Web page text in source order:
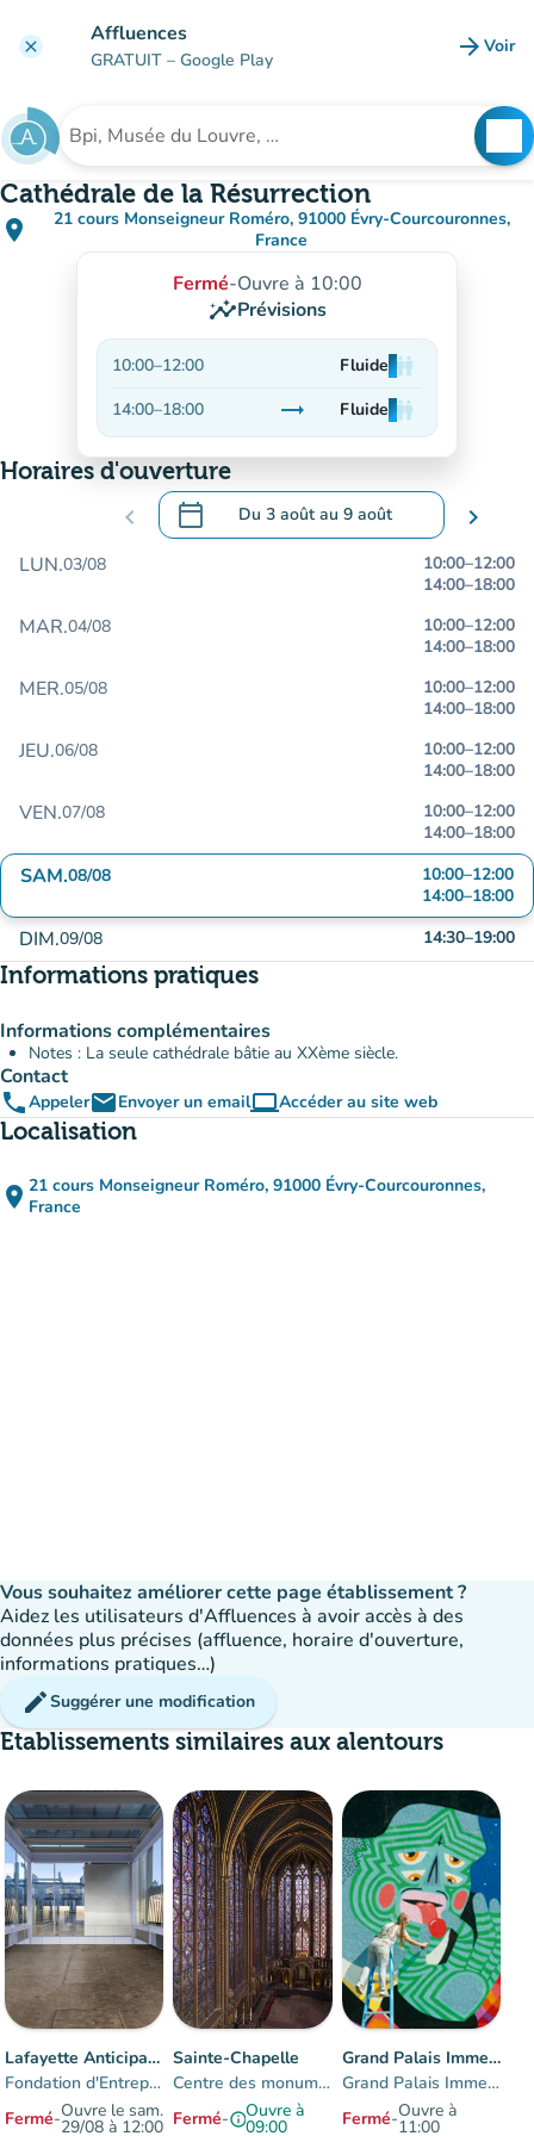
clear Affluences
GRATUIT – Google Play arrow_forward Voir
Rechercher un établissement
Cathédrale de la Résurrection
place
21 cours Monseigneur Roméro, 91000 Évry-Courcouronnes,
France
(ouvrir dans Google Maps)
(nouvel onglet)
Fermé-Ouvre à 10:00
insightsPrévisions
10:00–12:00 Fluideman
man
man
14:00–18:00 trending_flat
Stable
Fluideman
man
man
Horaires d'ouverture
chevron_left calendar_today Du 3 aoûtau 9 août
.Ouvrir le calendrier pour changer de
chevron_right
LUN.03/08 10:00–12:00
14:00–18:00
MAR.04/08 10:00–12:00
14:00–18:00
MER.05/08 10:00–12:00
14:00–18:00
JEU.06/08 10:00–12:00
14:00–18:00
VEN.07/08 10:00–12:00
14:00–18:00
SAM.08/08 10:00–12:00
14:00–18:00
DIM.09/08 14:30–19:00
Informations pratiques
Informations complémentaires
Notes : La seule cathédrale bâtie au XXème siècle.
Contact
phoneAppeleremailEnvoyer un emailcomputerAccéder au site web
(nouvel onglet)
Localisation
place 21 cours Monseigneur Roméro, 91000 Évry-Courcouronnes,
France
Vous souhaitez améliorer cette page établissement ?
Aidez les utilisateurs d'Affluences à avoir accès à des
données plus précises (affluence, horaire d'ouverture,
informations pratiques…)
editSuggérer une modification
Etablissements similaires aux alentours
Lafayette Anticipations
Fondation d'Entreprise des Galeries Lafayette
Fermé-Ouvre le sam.
29/08 à 12:00
Sainte-Chapelle
Centre des monuments nationaux
Fermé-infoOuvre à
09:00
Grand Palais Immersif
Grand Palais Immersif
Fermé-Ouvre à
11:00